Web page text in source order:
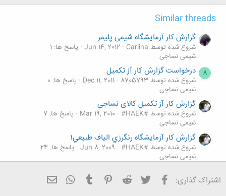
ع
Similar threads
گزارش کار آزمایشگاه شیمی پلیمر
شروع شده توسط Carlina Jun 14, 2012 پاسخ ها: 1
شیمی نساجی
8 درخواست گزارش کار آز تکمیل
شروع شده توسط 8705793 Dec 11, 2011
پاسخ ها: 0
شیمی نساجی
گزارش کار آز تکمیل کالای نساجی
شروع شده توسط #HAEK# Mar 19, 2010
پاسخ ها: 7
شیمی نساجی
گزارش کار آزمايشگاه رنگرزي الياف طبيعي1
شروع شده توسط #HAEK# Jun 8, 2009 پاسخ ها: 24
شیمی نساجی
گزارش كار آزمايشگاه شناسايي الياف
شروع شده توسط eng_textile Nov 13, 2012
پاسخ ها: 16
اشتراک گذاری: فیسبوک تویتر Reddit
Pinterest
Tumblr
WhatsApp